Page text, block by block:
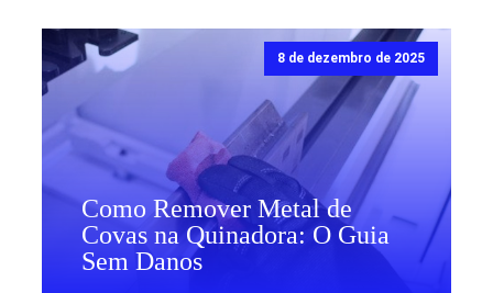
8 de dezembro de 2025
Como Remover Metal de
Covas na Quinadora: O Guia
Sem Danos